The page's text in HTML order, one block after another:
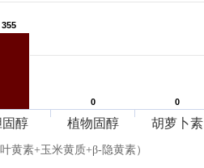
黄素+玉米黄质+β-隐黄素）
355
355
0
0 0
0
固醇 植物固醇 胡萝卜素